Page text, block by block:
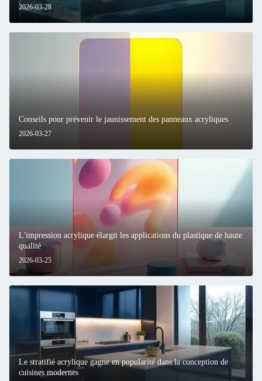
2026-03-28
2026-03-27
Conseils pour prévenir le jaunissement des panneaux acryliques
2026-03-25
L'impression acrylique élargit les applications du plastique de haute
qualité
Le stratifié acrylique gagne en popularité dans la conception de
cuisines modernes